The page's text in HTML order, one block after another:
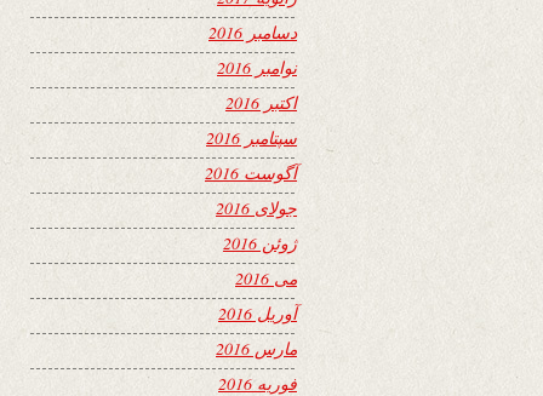
دسامبر 2016
نوامبر 2016
اکتبر 2016
سپتامبر 2016
آگوست 2016
جولای 2016
ژوئن 2016
می 2016
آوریل 2016
مارس 2016
فوریه 2016